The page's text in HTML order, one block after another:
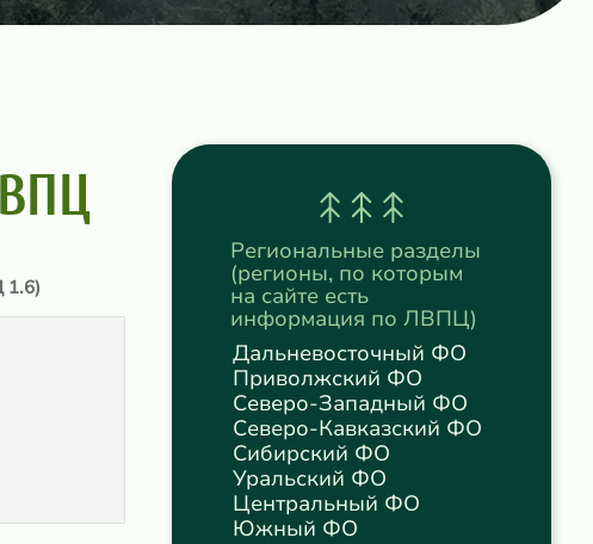
1.6)
Региональные разделы
(регионы, по которым
на сайте есть
информация по ЛВПЦ)
Дальневосточный ФО
Приволжский ФО
Северо-Западный ФО
Северо-Кавказский ФО
Сибирский ФО
Уральский ФО
Центральный ФО
Южный ФО